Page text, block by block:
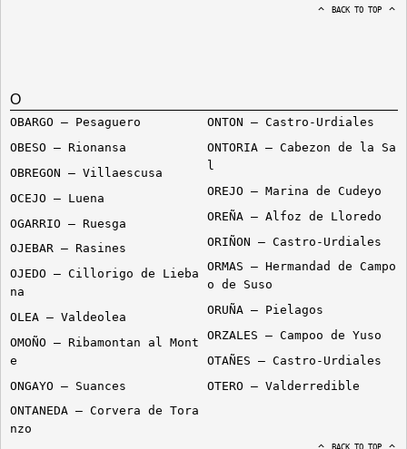
BACK TO TOP
O
OBARGO – Pesaguero
OBESO – Rionansa
OBREGON – Villaescusa
OCEJO – Luena
OGARRIO – Ruesga
OJEBAR – Rasines
OJEDO – Cillorigo de Lieba
na
OLEA – Valdeolea
OMOÑO – Ribamontan al Mont
e
ONGAYO – Suances
ONTANEDA – Corvera de Tora
nzo
ONTON – Castro-Urdiales
ONTORIA – Cabezon de la Sa
l
OREJO – Marina de Cudeyo
OREÑA – Alfoz de Lloredo
ORIÑON – Castro-Urdiales
ORMAS – Hermandad de Campo
o de Suso
ORUÑA – Pielagos
ORZALES – Campoo de Yuso
OTAÑES – Castro-Urdiales
OTERO – Valderredible